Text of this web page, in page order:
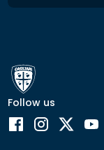
Follow us